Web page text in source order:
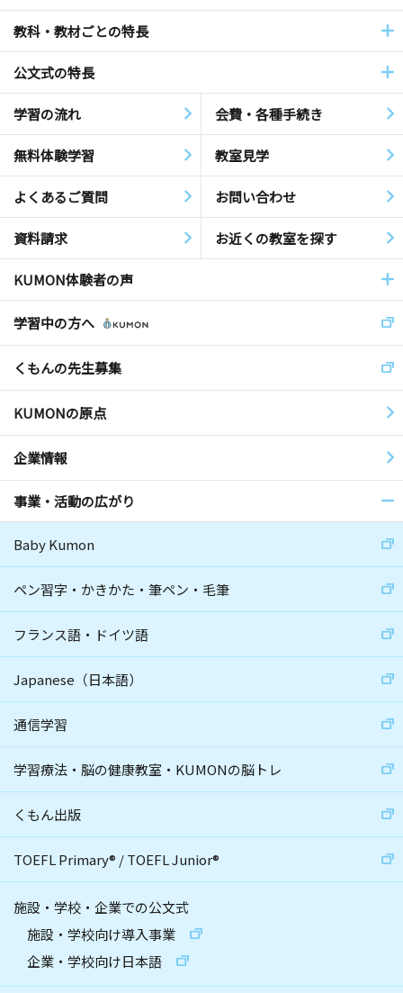
教科・教材ごとの特長
公文式の特長
学習の流れ 会費・各種手続き
無料体験学習 教室見学
よくあるご質問 お問い合わせ
資料請求 お近くの教室を探す
KUMON体験者の声
学習中の方へ
くもんの先生募集
KUMONの原点
企業情報
事業・活動の広がり
Baby Kumon
ペン習字・かきかた・筆ペン・毛筆
フランス語・ドイツ語
Japanese（日本語）
通信学習
学習療法・脳の健康教室・KUMONの脳トレ
くもん出版
TOEFL Primary® /TOEFL Junior®
施設・学校・企業での公文式
施設・学校向け導入事業
企業・学校向け日本語